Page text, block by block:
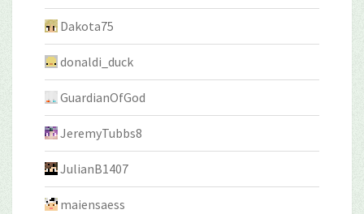
Dakota75
donaldi_duck
GuardianOfGod
JeremyTubbs8
JulianB1407
maiensaess